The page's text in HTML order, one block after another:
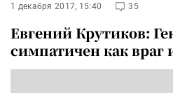
1 декабря 2017, 15:40 35
Евгений Крутиков:
симпатичен как враг